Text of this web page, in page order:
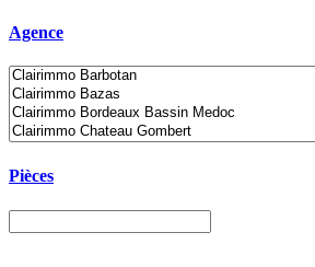
Agence
Pièces